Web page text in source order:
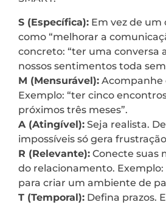
S (Específica): Em vez de
como “melhorar a
concreto: “ter uma conversa
nossos sentimentos toda
M (Mensurável): Acompanhe
Exemplo: “ter cinco
próximos três meses”.
A (Atingível): Seja realista.
impossíveis só gera
R (Relevante): Conecte suas
do relacionamento. Exemplo:
para criar um ambiente de
T (Temporal): Defina prazos.